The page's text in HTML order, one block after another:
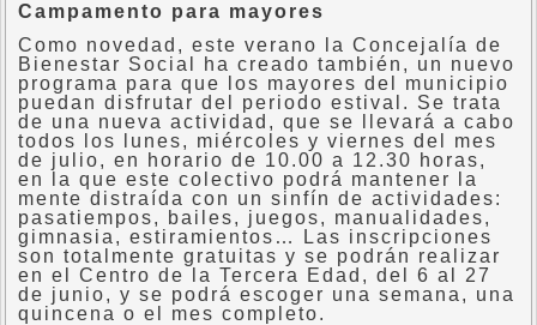
Campamento para mayores
Como novedad, este verano la Concejalía de
Bienestar Social ha creado también, un nuevo
programa para que los mayores del municipio
puedan disfrutar del periodo estival. Se trata
de una nueva actividad, que se llevará a cabo
todos los lunes, miércoles y viernes del mes
de julio, en horario de 10.00 a 12.30 horas,
en la que este colectivo podrá mantener la
mente distraída con un sinfín de actividades:
pasatiempos, bailes, juegos, manualidades,
gimnasia, estiramientos… Las inscripciones
son totalmente gratuitas y se podrán realizar
en el Centro de la Tercera Edad, del 6 al 27
de junio, y se podrá escoger una semana, una
quincena o el mes completo.